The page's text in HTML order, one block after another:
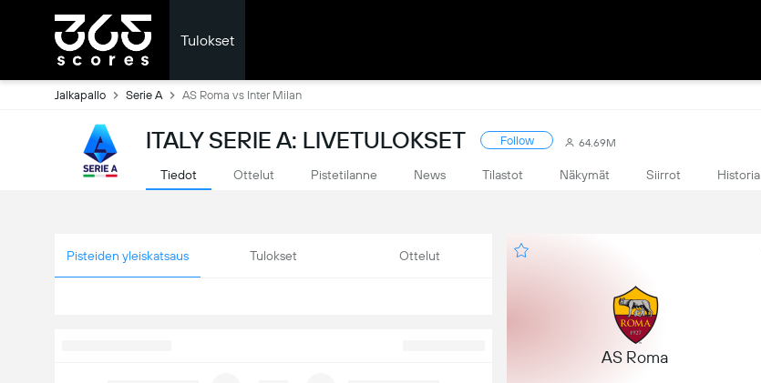
Tulokset
Jalkapallo Serie A AS Roma vs Inter Milan
ITALY SERIE A: LIVETULOKSET Follow 64.69M
Tiedot Ottelut Pistetilanne News Tilastot Näkymät Siirrot Historia
Pisteiden yleiskatsaus Tulokset Ottelut
AS Roma